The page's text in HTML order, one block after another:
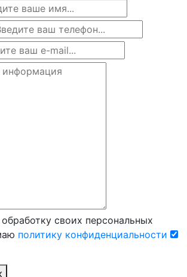
своих персональных
политику конфиденциальности